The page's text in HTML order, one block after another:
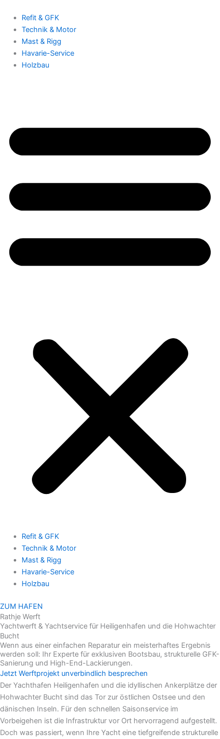
Inhalt
springen
Refit & GFK
Technik & Motor
Mast & Rigg
Havarie-Service
Holzbau
Refit & GFK
Technik & Motor
Mast & Rigg
Havarie-Service
Holzbau
ZUM HAFEN
Rathje Werft
Yachtwerft & Yachtservice für Heiligenhafen und die Hohwachter
Bucht
Wenn aus einer einfachen Reparatur ein meisterhaftes Ergebnis
werden soll: Ihr Experte für exklusiven Bootsbau, strukturelle GFK-
Sanierung und High-End-Lackierungen.
Jetzt Werftprojekt unverbindlich besprechen
Der Yachthafen Heiligenhafen und die idyllischen Ankerplätze der
Hohwachter Bucht sind das Tor zur östlichen Ostsee und den
dänischen Inseln. Für den schnellen Saisonservice im
Vorbeigehen ist die Infrastruktur vor Ort hervorragend aufgestellt.
Doch was passiert, wenn Ihre Yacht eine tiefgreifende strukturelle